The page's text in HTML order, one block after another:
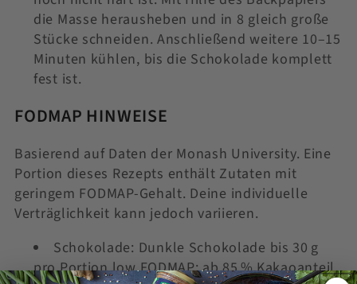
die Masse herausheben und in 8 gleich große
Stücke schneiden. Anschließend weitere 10–15
Minuten kühlen, bis die Schokolade komplett
fest ist.
FODMAP HINWEISE
Basierend auf Daten der Monash University. Eine
Portion dieses Rezepts enthält Zutaten mit
geringem FODMAP-Gehalt. Deine individuelle
Verträglichkeit kann jedoch variieren.
Schokolade: Dunkle Schokolade bis 30 g
pro Portion low FODMAP; ab 85 % Kakaoanteil